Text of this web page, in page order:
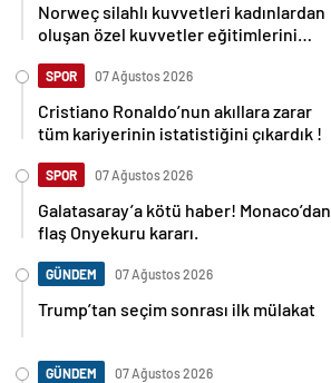
Norweç silahlı kuvvetleri kadınlardan
oluşan özel kuvvetler eğitimlerini
SPOR 07 Ağustos 2026
Cristiano Ronaldo’nun akıllara zarar
tüm kariyerinin istatistiğini çıkardık !
SPOR 07 Ağustos 2026
Galatasaray’a kötü haber! Monaco’dan
flaş Onyekuru kararı.
GÜNDEM 07 Ağustos 2026
Trump’tan seçim sonrası ilk mülakat
GÜNDEM 07 Ağustos 2026